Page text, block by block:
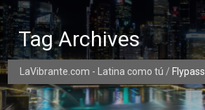
LaVibrante.com - Latina como tú / Flypass
Tag Archives